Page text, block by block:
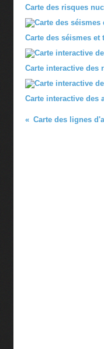
Carte des risques
Carte des séismes et
Carte interactive des
Carte interactive des
Carte des lignes